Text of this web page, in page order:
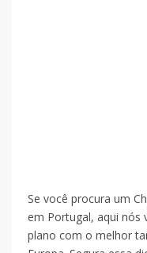
Se você procura um
em Portugal, aqui nós
plano com o melhor